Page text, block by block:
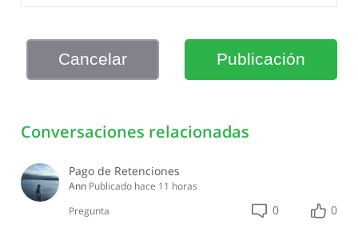
Cancelar Publicación
Conversaciones relacionadas
Pago de Retenciones
Ann Publicado hace 11 horas
Pregunta
0 0